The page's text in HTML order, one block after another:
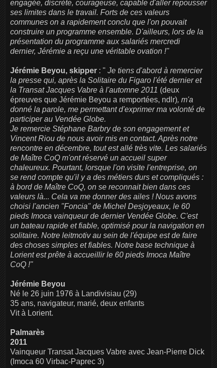
engagée, discrète, courageuse, capable d'aller repousser
ses limites dans le travail. Forts de ces valeurs
communes on a rapidement conclu que l'on pouvait
construire un programme ensemble. D'ailleurs, lors de la
présentation du programme aux salariés mercredi
dernier, Jérémie a reçu une véritable ovation !"
Jérémie Beyou, skipper : " Je tiens d'abord à remercier
la presse qui, après la Solitaire du Figaro l'été dernier et
la Transat Jacques Vabre à l'automne 2011 (deux
épreuves que Jérémie Beyou a remportées, ndlr), m'a
donné la parole, me permettant d'exprimer ma volonté de
participer au Vendée Globe.
Je remercie Stéphane Barbry de son engagement et
Vincent Riou de nous avoir mis en contact. Après notre
rencontre en décembre, tout est allé très vite. Les salariés
de Maître CoQ m'ont réservé un accueil super
chaleureux. Pourtant, lorsque l'on visite l'entreprise, on
se rend compte qu'il y a des métiers durs et compliqués :
à bord de Maître CoQ, on se reconnait bien dans ces
valeurs là... Cela va me donner des ailes !Nous avons
choisi l'ancien "Foncia" de Michel Desjoyeaux, le 60
pieds Imoca vainqueur de dernier Vendée Globe. C'est
un bateau rapide et fiable, optimisé pour la navigation en
solitaire. Notre leitmotiv au sein de l'équipe est de faire
des choses simples et fiables. Notre base technique à
Lorient est prête à accueillir le 60 pieds Imoca Maître
CoQ !"
Jérémie Beyou
Né le 26 juin 1976 à Landivisiau (29)
35 ans, navigateur, marié, deux enfants
Vit à Lorient.
Palmarès
2011
Vainqueur Transat Jacques Vabre avec Jean-Pierre Dick
(Imoca 60 Virbac-Paprec 3)